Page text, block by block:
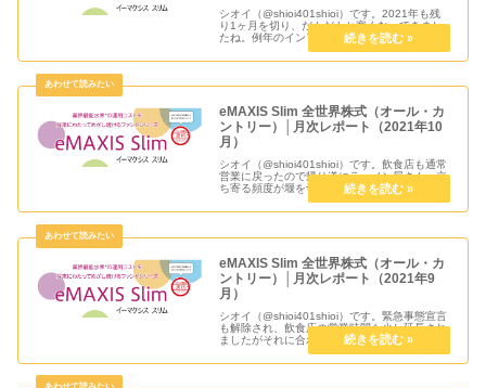
シオイ（@shioi401shioi）です。2021年も残
り1ヶ月を切り、だんだんと寒くなってきまし
たね。例年のインフルエンザ予防接種もなんと
か済ませ、家族全員元気に過ごして年越しがで
きればいいです。株式相場は米国が急落とか若
eMAXIS Slim 全世界株式（オール・カ
ントリー）│月次レポート（2021年10
月）
シオイ（@shioi401shioi）です。飲食店も通常
営業に戻ったので帰り道にラーメン屋さんへ立
ち寄る頻度が堰を切ったように急増してます。
ホント良かったと思えますが、これから冬を迎
えるにあたり第6波には引き続き気を付けてい
eMAXIS Slim 全世界株式（オール・カ
ントリー）│月次レポート（2021年9
月）
シオイ（@shioi401shioi）です。緊急事態宣言
も解除され、飲食店の営業時間も少し延長され
ましたがそれに合わせて仕事が多忙で帰り道に
寄り道できるご飯屋さんが相変わらず無くて
(´；ω；`)ｳｩｩな感じな日々です。岸田内閣にな